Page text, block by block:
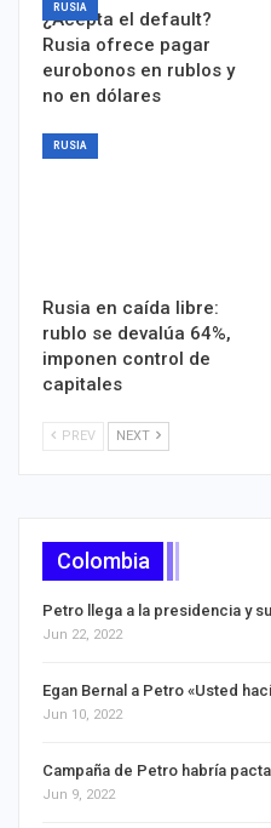
RUSIA
¿Acepta el default?
Rusia ofrece pagar
eurobonos en rublos y
no en dólares
RUSIA
Rusia en caída libre:
rublo se devalúa 64%,
imponen control de
capitales
PREV NEXT
Colombia
Petro llega a la presidencia y
Jun 22, 2022
Egan Bernal a Petro «Usted
Jun 10, 2022
Campaña de Petro habría
Jun 9, 2022